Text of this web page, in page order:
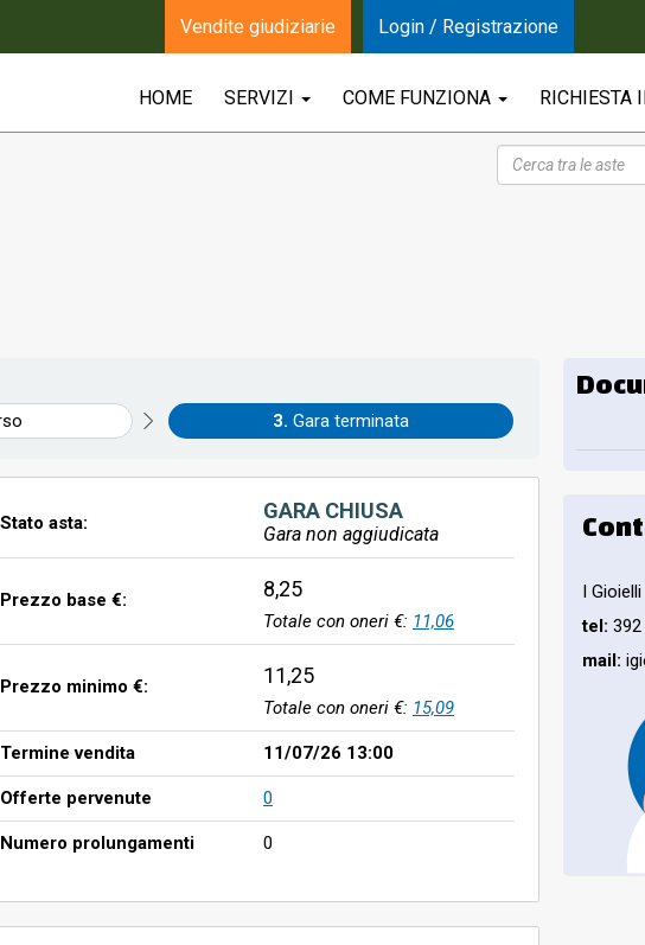
HOME SERVIZI COME FUNZIONA RICHIESTA
Gara terminata
Stato asta: GARA CHIUSA
Gara non aggiudicata
Prezzo base €: 8,25
Totale con oneri €: 11,06
Prezzo minimo €: 11,25
Totale con oneri €: 15,09
Termine vendita 11/07/26 13:00
Offerte pervenute 0
Numero prolungamenti 0
I
tel: 392
mail:
Vendite giudiziarie Login / Registrazione